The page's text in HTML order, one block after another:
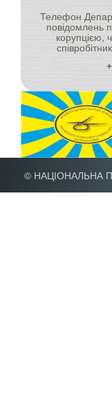
Телефон
повідомлень
корупцією,
© НАЦІОНАЛЬНА